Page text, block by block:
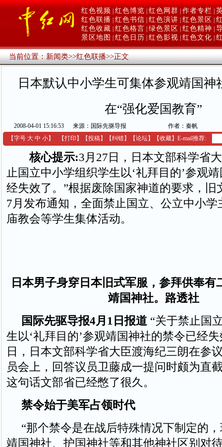
红色视频 红色博览 红色网群 作者专栏
红色联播 红色书信 红色演讲 红色景区
红色收藏 红色格言 绿色景区 红色精神
景区地图
红色日历 红色影视 红色文化
当前位置：新闻类>>红色联播>>正文
日本默认中小学生可集体参观靖国神
在“强化爱国教育”
2008-04-01 15:16:53 来源：国际先驱导报
作者：秦帆
【字号 大 中 小】 【打印 】 【投稿】 【纠错】 【论坛】 【收藏】 E-mail推荐:
核心提示:3月27日，日本文部科学省
止国立中小学组织学生以‘礼拜目的’参观
经失效了。”根据废除国家神道的要求，旧
7月发布通知，全面禁止国立、公立中小学
庙教会等学生集体活动。
日本男子身穿日本旧式军服，参拜供奉有
靖国神社。路透社
国际先驱导报4月1日报道“关于禁止国
生以‘礼拜目的’参观靖国神社的禁令已经
日，日本文部科学省大臣渡海纪三朗在参
员会上，回答议员卫藤成一提问时颇为直
这句话文部省已经憋了很久。
禁令始于美军占领时代
“那个禁令是在战后特殊情况下制定的
靖国神社、护国神社等和其他神社区别对